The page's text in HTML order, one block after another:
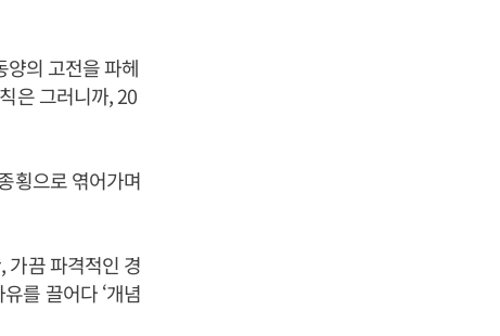
양의 고전을 파헤
은 그러니까, 20
횡으로 엮어가며
가끔 파격적인 경
를 끌어다 ‘개념